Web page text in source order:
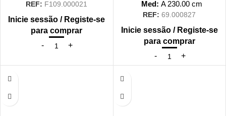
REF: F109.000021
Inicie sessão / Registe-se
para comprar
Med:A 230.00 cm
REF:69.000827
Inicie sessão / Registe-se
para comprar